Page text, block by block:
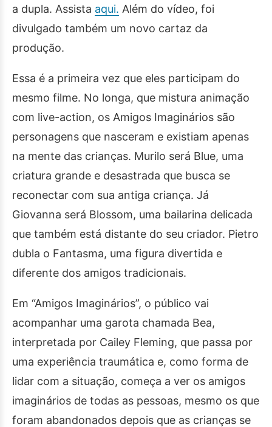
a dupla. Assista aqui. Além do vídeo, foi
divulgado também um novo cartaz da
produção.
Essa é a primeira vez que eles participam do
mesmo filme. No longa, que mistura animação
com live-action, os Amigos Imaginários são
personagens que nasceram e existiam apenas
na mente das crianças. Murilo será Blue, uma
criatura grande e desastrada que busca se
reconectar com sua antiga criança. Já
Giovanna será Blossom, uma bailarina delicada
que também está distante do seu criador. Pietro
dubla o Fantasma, uma figura divertida e
diferente dos amigos tradicionais.
Em “Amigos Imaginários”, o público vai
acompanhar uma garota chamada Bea,
interpretada por Cailey Fleming, que passa por
uma experiência traumática e, como forma de
lidar com a situação, começa a ver os amigos
imaginários de todas as pessoas, mesmo os que
foram abandonados depois que as crianças se